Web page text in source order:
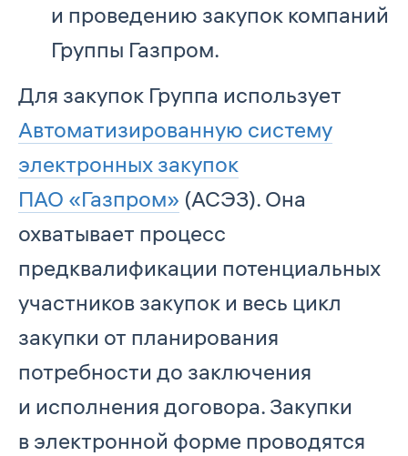
и проведению закупок компаний
Группы Газпром.
Для закупок Группа использует
Автоматизированную систему
электронных закупок
ПАО «Газпром» (АСЭЗ). Она
охватывает процесс
предквалификации потенциальных
участников закупок и весь цикл
закупки от планирования
потребности до заключения
и исполнения договора. Закупки
в электронной форме проводятся